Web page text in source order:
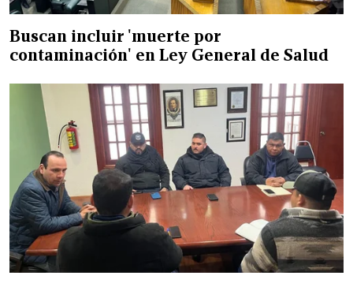
Buscan incluir 'muerte por
contaminación' en Ley General de Salud